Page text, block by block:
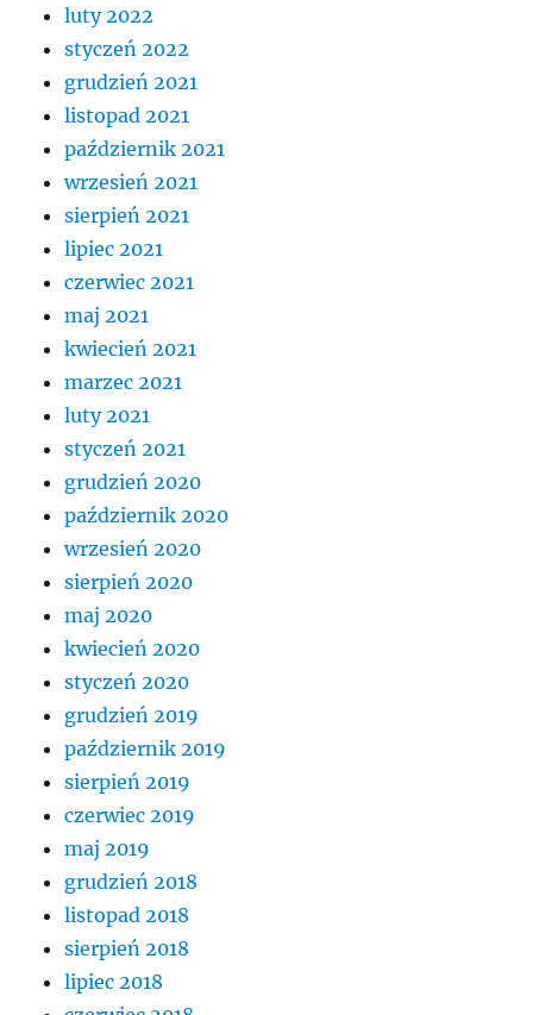
luty 2022
styczeń 2022
grudzień 2021
listopad 2021
październik 2021
wrzesień 2021
sierpień 2021
lipiec 2021
czerwiec 2021
maj 2021
kwiecień 2021
marzec 2021
luty 2021
styczeń 2021
grudzień 2020
październik 2020
wrzesień 2020
sierpień 2020
maj 2020
kwiecień 2020
styczeń 2020
grudzień 2019
październik 2019
sierpień 2019
czerwiec 2019
maj 2019
grudzień 2018
listopad 2018
sierpień 2018
lipiec 2018